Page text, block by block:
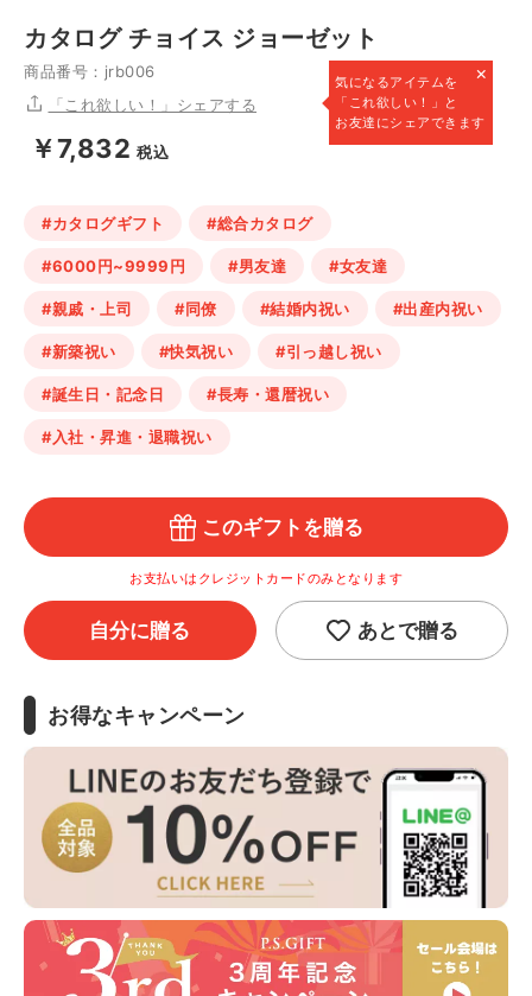
カタログ チョイス ジョーゼット
商品番号：jrb006 ×
気になるアイテムを
「これ欲しい！」と
お友達にシェアできます
「これ欲しい！」シェアする
￥7,832 税込
#カタログギフト #総合カタログ
#6000円~9999円 #男友達 #女友達
#親戚・上司 #同僚 #結婚内祝い #出産内祝い
#新築祝い #快気祝い #引っ越し祝い
#誕生日・記念日 #長寿・還暦祝い
#入社・昇進・退職祝い
このギフトを贈る
お支払いはクレジットカードのみとなります
自分に贈る あとで贈る
お得なキャンペーン